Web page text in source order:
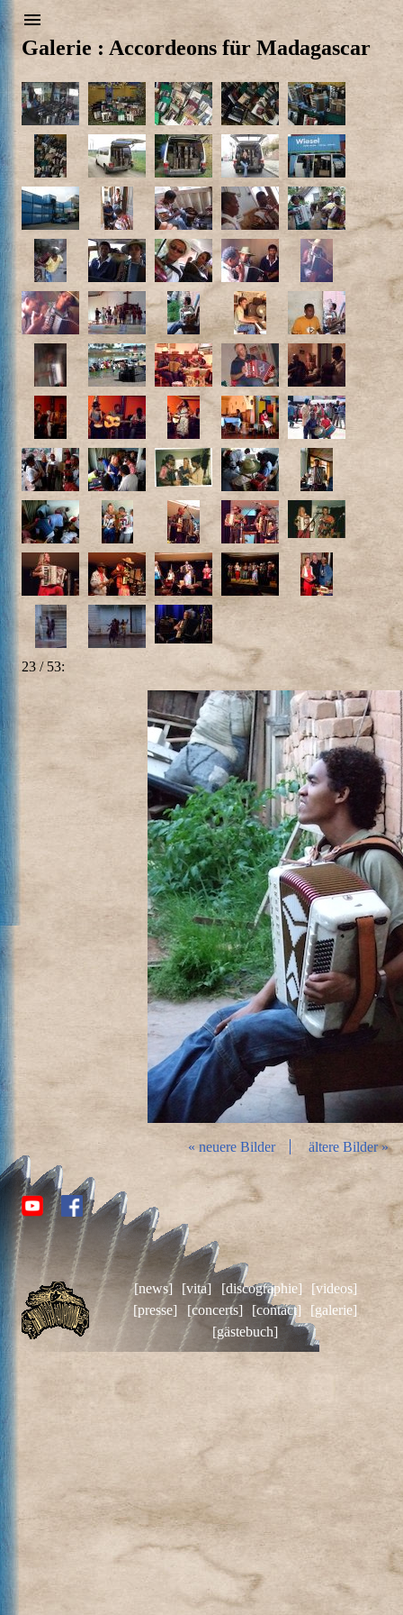
Galerie : Accordeons für Madagascar
23 / 53:
« neuere Bilder ältere Bilder »
[news] [vita] [discographie]
[videos]
[presse]
[concerts] [contact]
[galerie]
[gästebuch]